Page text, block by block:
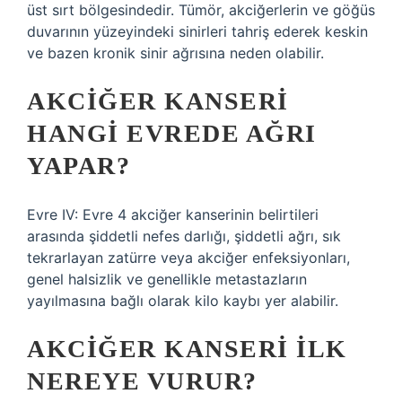
üst sırt bölgesindedir. Tümör, akciğerlerin ve göğüs
duvarının yüzeyindeki sinirleri tahriş ederek keskin
ve bazen kronik sinir ağrısına neden olabilir.
AKCIĞER KANSERI
HANGI EVREDE AĞRI
YAPAR?
Evre IV: Evre 4 akciğer kanserinin belirtileri
arasında şiddetli nefes darlığı, şiddetli ağrı, sık
tekrarlayan zatürre veya akciğer enfeksiyonları,
genel halsizlik ve genellikle metastazların
yayılmasına bağlı olarak kilo kaybı yer alabilir.
AKCIĞER KANSERI ILK
NEREYE VURUR?